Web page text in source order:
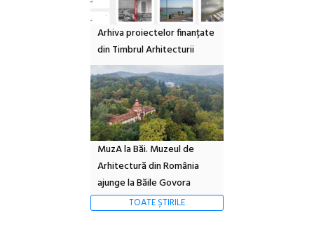
Arhiva proiectelor finanțate
din Timbrul Arhitecturii
MuzA la Băi. Muzeul de
Arhitectură din România
ajunge la Băile Govora
TOATE ȘTIRILE